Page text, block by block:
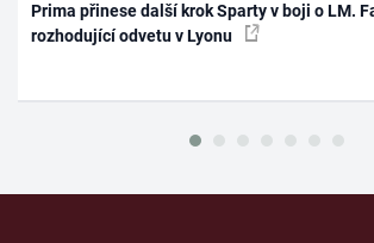
Prima přinese další krok Sparty v boji o LM.
rozhodující odvetu v Lyonu